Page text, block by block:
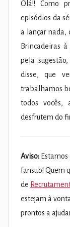
Olá!! Como
episódios da
a lançar nada,
Brincadeiras
pela
disse, que
trabalhamos
todos vocês,
desfrutem do
Aviso:
fansub! Quem
de
estejam à
prontos a